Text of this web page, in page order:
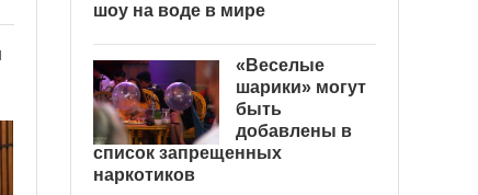
шоу на воде в мире
«Веселые
шарики» могут
быть
добавлены в
список запрещенных
наркотиков